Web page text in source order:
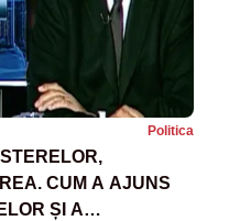
Politica
CUM A AJUNS
ȘI A